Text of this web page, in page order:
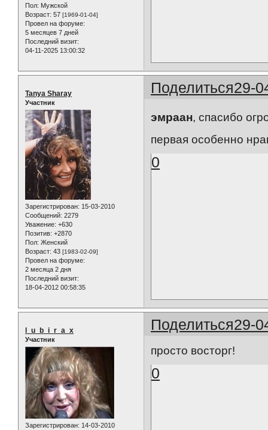
Пол: Мужской
Возраст: 57 [1969-01-04]
Провел на форуме:
5 месяцев 7 дней
Последний визит:
04-11-2025 13:00:32
Поделиться29-
Tanya Sharay
Участник
Зарегистрирован: 15-03-2010
Сообщений: 2279
Уважение: +630
Позитив: +2870
Пол: Женский
Возраст: 43 [1983-02-09]
Провел на форуме:
2 месяца 2 дня
Последний визит:
18-04-2012 00:58:35
эмраан, спасибо
первая особенно
0
Поделиться29-
l_u_b_i_r_a_x
Участник
Зарегистрирован: 14-03-2010
просто восторг!
0